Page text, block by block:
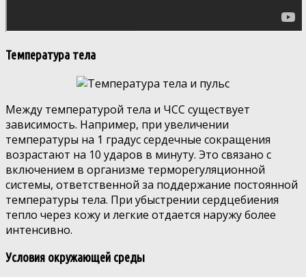
Температура тела
Между температурой тела и ЧСС существует
зависимость. Например, при увеличении
температуры на 1 градус сердечные сокращения
возрастают на 10 ударов в минуту. Это связано с
включением в организме терморегуляционной
системы, ответственной за поддержание постоянной
температуры тела. При убыстрении сердцебиения
тепло через кожу и легкие отдается наружу более
интенсивно.
Условия окружающей среды